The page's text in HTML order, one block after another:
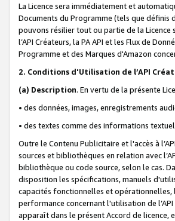
La Licence sera immédiatement et
Documents du Programme (tels que définis
pouvons résilier tout ou partie de la Licence
l’API Créateurs, la PA API et les Flux de
Programme et des Marques d'Amazon
2. Conditions d'Utilisation de l’API
(a) Description. En vertu de la présente
• des données, images, enregistrements
• des textes comme des informations
Outre le Contenu Publicitaire et l'accès à
sources et bibliothèques en relation avec
bibliothèque ou code source, selon le cas.
disposition les spécifications, manuels
capacités fonctionnelles et opérationnelles,
performance concernant l'utilisation de
apparaît dans le présent Accord de licence,